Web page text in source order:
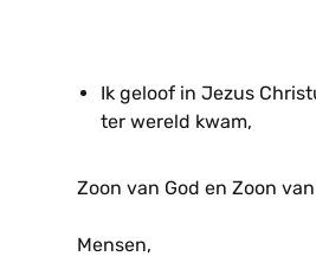
Ik geloof in Jezus
ter wereld kwam,
Zoon van God en Zoon van
Mensen,